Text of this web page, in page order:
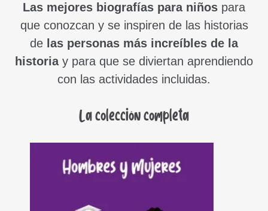
Las mejores biografías para niños para
que conozcan y se inspiren de las historias
de las personas más increíbles de la
historiay para que se diviertan aprendiendo
con las actividades incluidas.
La colección completa